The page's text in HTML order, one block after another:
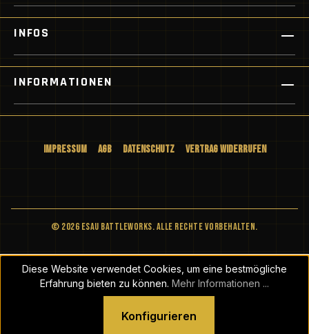
INFOS
INFORMATIONEN
Impressum AGB Datenschutz Vertrag widerrufen
© 2026 ESAU BATTLEWORKS. Alle Rechte vorbehalten.
Diese Website verwendet Cookies, um eine bestmögliche
Erfahrung bieten zu können. Mehr Informationen ...
Konfigurieren